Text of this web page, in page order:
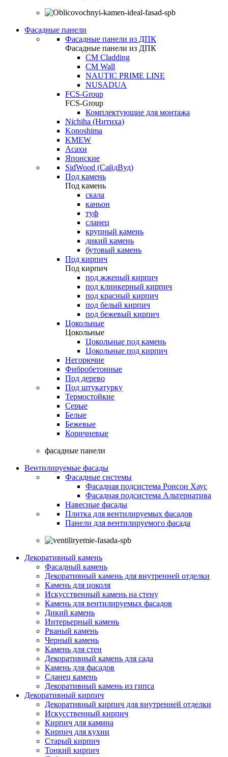
Фасадные панели
Фасадные панели из ДПК
Фасадные панели из ДПК
CM Cladding
CM Wall
NAUTIC PRIME LINE
NUSADUA
FCS-Group
FCS-Group
Комплектующие для монтажа
Nichiha (Нитиха)
Konoshima
KMEW
Асахи
Японские
SidWood (СайдВуд)
Под камень
Под камень
скала
каньон
туф
сланец
крупный камень
дикий камень
бутовый камень
Под кирпич
Под кирпич
под жженый кирпич
под клинкерный кирпич
под красный кирпич
под белый кирпич
под бежевый кирпич
Цокольные
Цокольные
Цокольные под камень
Цокольные под кирпич
Негорючие
Фибробетонные
Под дерево
Под штукатурку
Термостойкие
Серые
Белые
Бежевые
Коричневые
фасадные панели
Вентилируемые фасады
Фасадные системы
Фасадная подсистема Ронсон Хаус
Фасадная подсистема Альтернатива
Навесные фасады
Плитка для вентилируемых фасадов
Панели для вентилируемого фасада
Декоративный камень
Фасадный камень
Декоративный камень для внутренней отделки
Камень для цоколя
Искусственный камень на стену
Камень для вентилируемых фасадов
Дикий камень
Интерьерный камень
Рваный камень
Черный камень
Камень для стен
Декоративный камень для сада
Камень для фасадов
Сланец камень
Декоративный камень из гипса
Декоративный кирпич
Декоративный кирпич для внутренней отделки
Искусственный кирпич
Кирпич для камина
Кирпич для кухни
Старый кирпич
Тонкий кирпич